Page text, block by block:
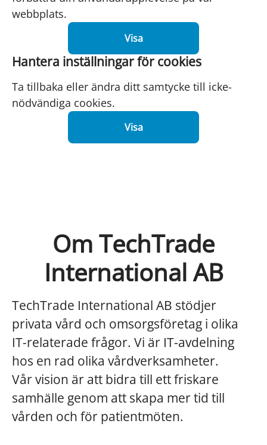
webbplats.
Visa
Hantera inställningar för cookies
Ta tillbaka eller ändra ditt samtycke till icke-
nödvändiga cookies.
Visa
Om TechTrade
International AB
TechTrade International AB stödjer
privata vård och omsorgsföretag i olika
IT-relaterade frågor. Vi är IT-avdelning
hos en rad olika vårdverksamheter.
Vår vision är att bidra till ett friskare
samhälle genom att skapa mer tid till
vården och för patientmöten.